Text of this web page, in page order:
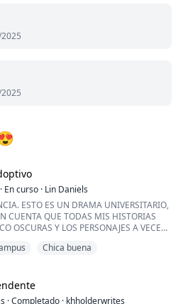
· En curso · Lin Daniels
ESTO ES UN DRAMA UNIVERSITARIO,
CUENTA QUE TODAS MIS HISTORIAS
OSCURAS Y LOS PERSONAJES A VECES
PERO TAMBIÉN DULCE!!!
país es un sueño hecho realidad, sobre
hermano adoptivo ya está allí y es la
Chica buena
·Completado · khholderwrites